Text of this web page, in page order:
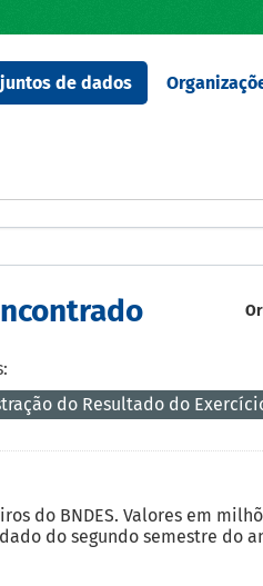
de dados
do Resultado do
do BNDES. Valores em
do segundo semestre do